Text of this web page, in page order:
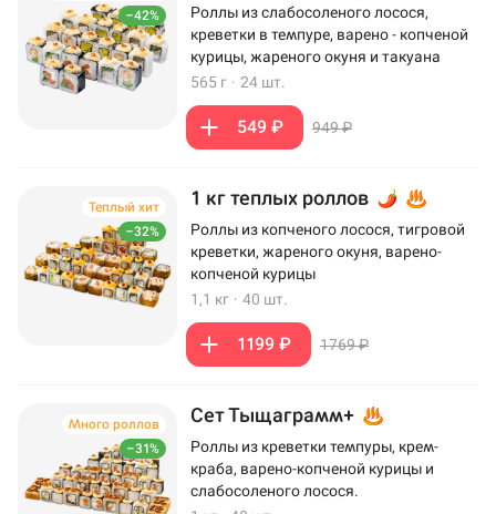
–42%
Роллы из слабосоленого лосося,
креветки в темпуре, варено - копченой
курицы, жареного окуня и такуана
565 г · 24 шт.
549 ₽ 949 ₽
–32%
Теплый хит 1 кг теплых роллов
Роллы из копченого лосося, тигровой
креветки, жареного окуня, варено-
копченой курицы
1,1 кг · 40 шт.
1199 ₽ 1769 ₽
–31%
Много роллов Сет Тыщаграмм+
Роллы из креветки темпуры, крем-
краба, варено-копченой курицы и
слабосоленого лосося.